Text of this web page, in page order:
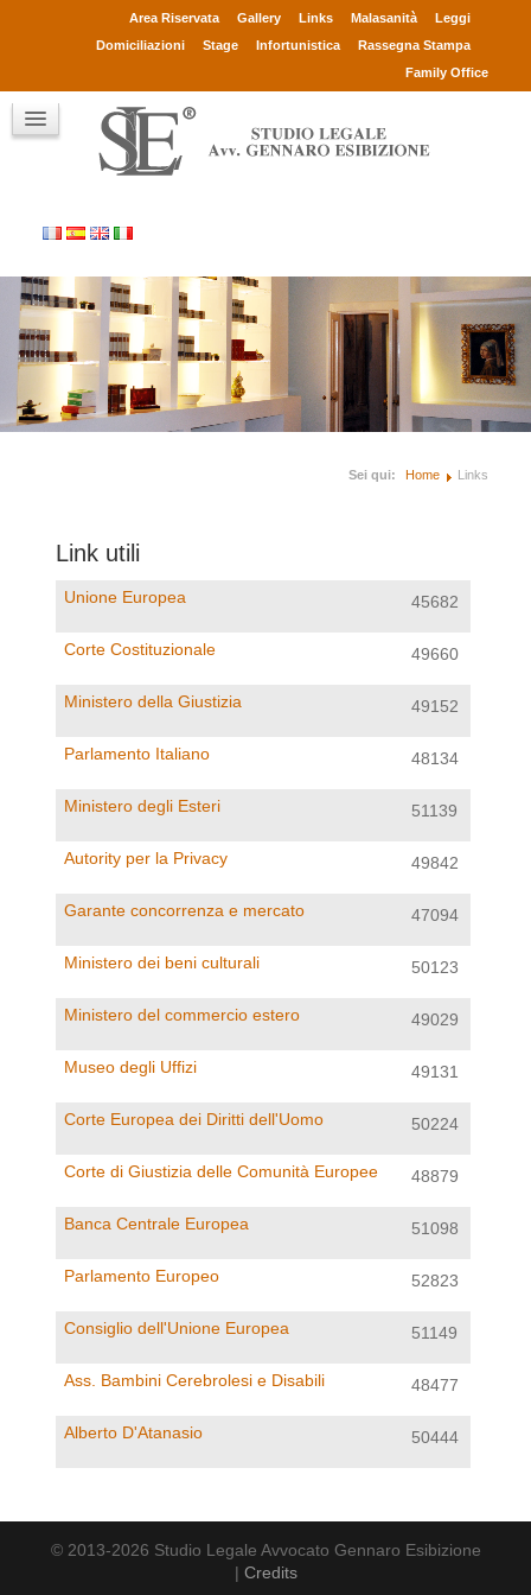
Area Riservata Gallery Links Malasanità
Leggi
Domiciliazioni
Stage Infortunistica
Rassegna Stampa
Family Office
Avv. Gennaro Esibizione
Collaboratori
Clienti
Chi sono
Contatti
Sei qui: Home Links
Link utili
Unione Europea 45682
Corte Costituzionale 49660
Ministero della Giustizia 49152
Parlamento Italiano 48134
Ministero degli Esteri 51139
Autority per la Privacy 49842
Garante concorrenza e mercato 47094
Ministero dei beni culturali 50123
Ministero del commercio estero 49029
Museo degli Uffizi 49131
Corte Europea dei Diritti dell'Uomo 50224
Corte di Giustizia delle Comunità Europee 48879
Banca Centrale Europea 51098
Parlamento Europeo 52823
Consiglio dell'Unione Europea 51149
Ass. Bambini Cerebrolesi e Disabili 48477
Alberto D'Atanasio 50444
© 2013-2026 Studio Legale Avvocato Gennaro Esibizione
| Credits